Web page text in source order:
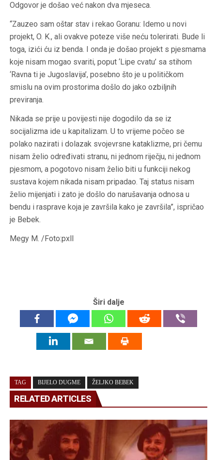
Odgovor je došao već nakon dva mjeseca.
“Zauzeo sam oštar stav i rekao Goranu: Idemo u novi
projekt, O. K., ali ovakve poteze više neću tolerirati. Bude li
toga, izići ću iz benda. I onda je došao projekt s pjesmama
koje nisam mogao svariti, poput ‘Lipe cvatu’ sa stihom
‘Ravna ti je Jugoslavija’, posebno što je u političkom
smislu na ovim prostorima došlo do jako ozbiljnih
previranja.
Nikada se prije u povijesti nije dogodilo da se iz
socijalizma ide u kapitalizam. U to vrijeme počeo se
polako nazirati i dolazak svojevrsne kataklizme, pri čemu
nisam želio određivati stranu, ni jednom riječju, ni jednom
pjesmom, a pogotovo nisam želio biti u funkciji nekog
sustava kojem nikada nisam pripadao. Taj status nisam
želio mijenjati i zato je došlo do narušavanja odnosa u
bendu i rasprave koja je završila kako je završila”, ispričao
je Bebek.
Megy M. /Foto:pxll
Širi dalje
TAG BIJELO DUGME ŽELJKO BEBEK
RELATED ARTICLES